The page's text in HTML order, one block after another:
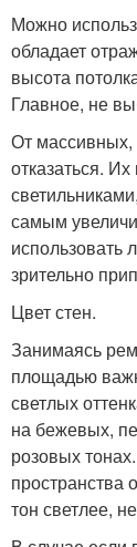
Можно
обладает
высота
Главное, не
От массивных,
отказаться.
самым
зрительно
Цвет стен.
Занимаясь
площадью
светлых
на бежевых,
розовых
пространства
тон светлее,